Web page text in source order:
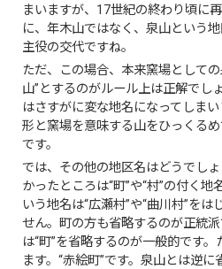
まいますが、17世紀の終わり頃に
に、年木山ではなく、泉山という
主役の交代ですね。
ただ、この場合、本来窯場として
山”とするのがルール上は正解でし
はさすがに変な地名になってしま
形と窯場を意味する山をひっくる
です。
では、その他の地区名はどうでし
かったところは“町”や“村”の付く
いう地名は“広瀬村”や“曲川村”を
せん。町の方も省略するのが正統派
は“町”を省略するのが一般的です
ます。“赤絵町”です。泉山とは逆に